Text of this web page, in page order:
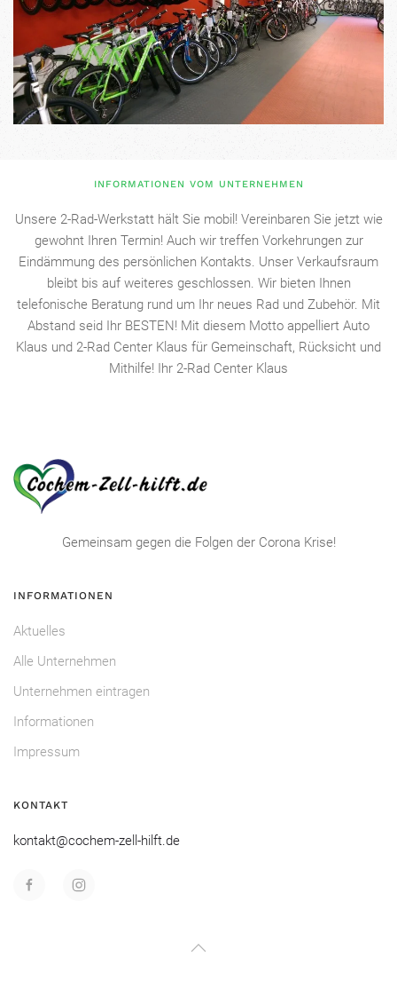
INFORMATIONEN VOM UNTERNEHMEN
Unsere 2-Rad-Werkstatt hält Sie mobil! Vereinbaren Sie jetzt wie
gewohnt Ihren Termin! Auch wir treffen Vorkehrungen zur
Eindämmung des persönlichen Kontakts. Unser Verkaufsraum
bleibt bis auf weiteres geschlossen. Wir bieten Ihnen
telefonische Beratung rund um Ihr neues Rad und Zubehör. Mit
Abstand seid Ihr BESTEN! Mit diesem Motto appelliert Auto
Klaus und 2-Rad Center Klaus für Gemeinschaft, Rücksicht und
Mithilfe! Ihr 2-Rad Center Klaus
Gemeinsam gegen die Folgen der Corona Krise!
INFORMATIONEN
Aktuelles
Alle Unternehmen
Unternehmen eintragen
Informationen
Impressum
KONTAKT
kontakt@cochem-zell-hilft.de